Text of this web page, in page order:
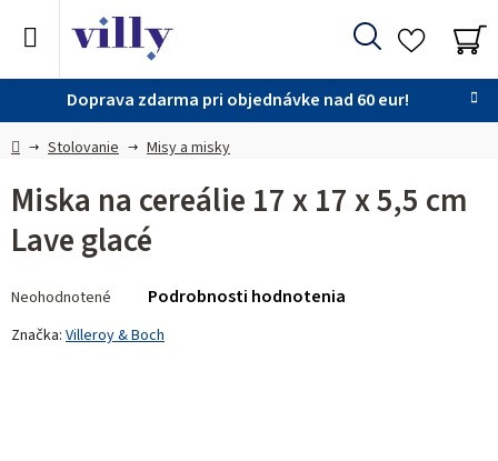
Doprava zdarma pri objednávke nad 60 eur!
Hľadať
DomovStolovanie Misy a misky
Miska na cereálie 17 x 17 x 5,5 cm
Lave glacé
hodnotenie
produktu
Neohodnotené Podrobnosti hodnotenia
Značka: Villeroy & Boch